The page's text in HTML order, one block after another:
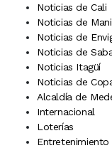
Noticias de Cali
Noticias de
Noticias de
Noticias de
Noticias Itagüí
Noticias de
Alcaldía de
Internacional
Loterías
Entretenimiento